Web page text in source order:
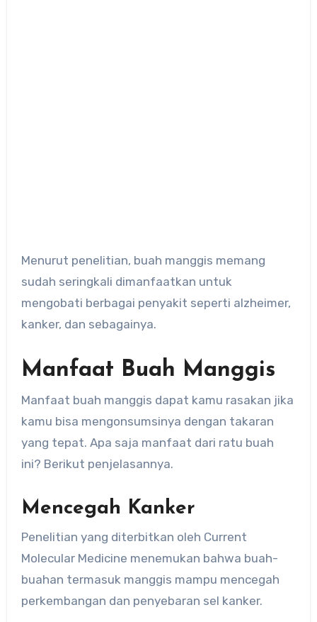
Menurut penelitian, buah manggis memang
sudah seringkali dimanfaatkan untuk
mengobati berbagai penyakit seperti alzheimer,
kanker, dan sebagainya.
Manfaat Buah Manggis
Manfaat buah manggis dapat kamu rasakan jika
kamu bisa mengonsumsinya dengan takaran
yang tepat. Apa saja manfaat dari ratu buah
ini? Berikut penjelasannya.
Mencegah Kanker
Penelitian yang diterbitkan oleh Current
Molecular Medicine menemukan bahwa buah-
buahan termasuk manggis mampu mencegah
perkembangan dan penyebaran sel kanker.